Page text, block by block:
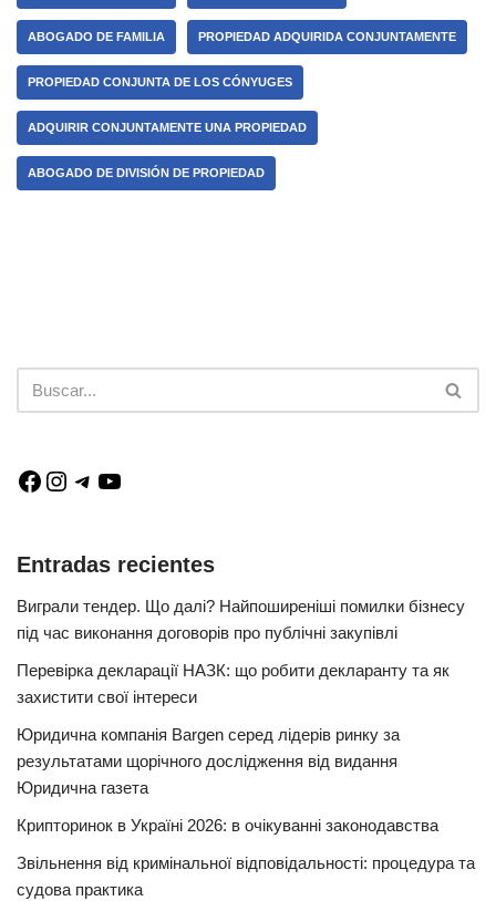
ABOGADO DE FAMILIA PROPIEDAD ADQUIRIDA CONJUNTAMENTE
PROPIEDAD CONJUNTA DE LOS CÓNYUGES
ADQUIRIR CONJUNTAMENTE UNA PROPIEDAD
ABOGADO DE DIVISIÓN DE PROPIEDAD
Entradas recientes
Виграли тендер. Що далі? Найпоширеніші помилки бізнесу
під час виконання договорів про публічні закупівлі
Перевірка декларації НАЗК: що робити декларанту та як
захистити свої інтереси
Юридична компанія Bargen серед лідерів ринку за
результатами щорічного дослідження від видання
Юридична газета
Крипторинок в Україні 2026: в очікуванні законодавства
Звільнення від кримінальної відповідальності: процедура та
судова практика